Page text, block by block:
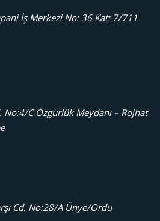
İş Merkezi No: 36 Kat: 7/711
No:4/C Özgürlük Meydanı – Rojhat
Cd. No:28/A Ünye/Ordu